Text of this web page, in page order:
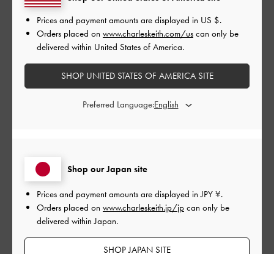
す。
過度な装飾もないので、むしろこなれ感がでておすすめです
サイズ: 37/23.5cm | カラー:
ブラック系
デザイン
とてもよかった
もっと見る
このレビューは役に立ちましたか？
Shop our Japan site
Prices and payment amounts are displayed inJPY ¥.
Orders placed on www.charleskeith.jp/jp can only be
delivered within Japan.
SHOP JAPAN SITE
Prices and payment amounts are displayed in US $.
Orders placed on www.charleskeith.com/us can only be
delivered within United States of America.
SHOP UNITED STATES OF AMERICA SITE
Preferred Language: